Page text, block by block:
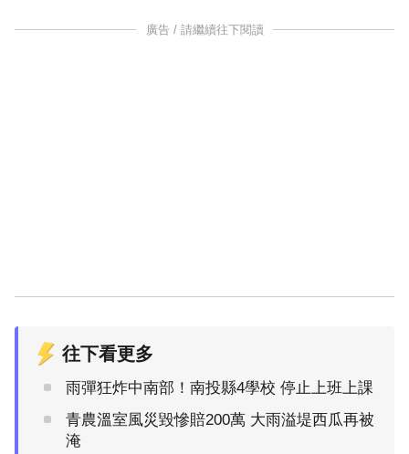
廣告 / 請繼續往下閱讀
往下看更多
雨彈狂炸中南部！南投縣4學校 停止上班上課
青農溫室風災毀慘賠200萬 大雨溢堤西瓜再被
淹